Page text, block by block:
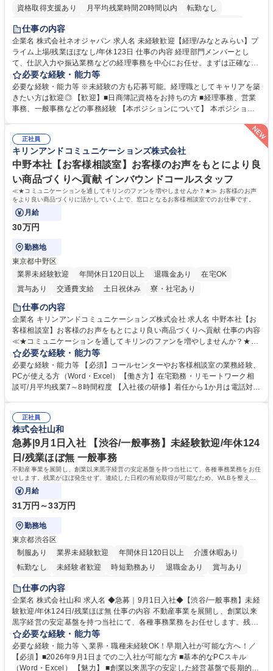
資格取得支援あり 月平均残業時間20時間以内
転勤なし
未経験者歓迎
完全週休2日制
交通費支給 駅近5分以内 土日祝休み
服装自由
寮・社宅あり
仕事の内容
企業名 株式会社ネオジャパン 求人名 未経験歓迎【経理/みなとみらい】プ
ライム上場/残業ほぼなし/年休123日 仕事の内容 経理部門メンバーとし
て、仕訳入力や振込業務などの経理事務を中心にお任せ。まずは正確な入
力・確認業務からスタートし、既存メンバーと一緒に業務を進めながら段
階的に経理知識を身につけていただきます。 【具体的には】 ■社内稟議に
基づく仕訳入力 ■月末の振込業務 ■明細作成 ■伝票処理、記帳業務 ■既存
メンバーの業務サポート 【将来的には】 ■月次決算補助 ■四半期・年次決
算補助 ※3～5年程度を目安に、徐々に決算業務へ業務範囲を広げていく
想定です。 募集職種 未経験歓迎【経理/みなとみらい】プライム上場/残業
ほぼなし/年休123日
必要な経験・能力等
必要な経験・能力等 ※未経験の方も応募可能。経理職としてキャリアを築
きたい方は歓迎◎ 【歓迎】■日商簿記資格をお持ちの方 ■経理事務、営業
事務、一般事務などの事務経験 【本ポジションについて】 本ポジション
タートできる点です。まずは仕訳入力や振込業務など基礎的な業務から担
当し、3～5年をかけて月次決算・四半期決算・開示資料作成補助などへス
テップアップできます。また、残業は通常月ほぼなく、決算月でも10時間
未満のため、無理なく経理として専門性を身につけられる環境です。 学
歴・資格 学歴：大学院 大学 高専 短大 専修学校 高校 語学力： 資格：日商
簿記検定1級 日商簿記検定2級
正社員
キリンアンドコミュニケーションズ株式会社
中野本社【お客様相談室】お客様のお声をもとにより良
い商品づくりへ貢献 インバウンドコールスタッフ
≪★コミュニケーションを通してキリンのファンを増やしませんか？★≫ お客様のお声
をより良い商品づくりに活かしていく上で、窓口となるお客様相談室でのお仕事です。
月給
30万円
勤務地
東京都中野区
業界未経験歓迎
年間休日120日以上 退職金あり
在宅OK
賞与あり
交通費支給 土日祝休み 寮・社宅あり
仕事の内容
企業名 キリンアンドコミュニケーションズ株式会社 求人名 中野本社【お
客様相談室】お客様のお声をもとにより良い商品づくりへ貢献 仕事の内容
≪★コミュニケーションを通してキリンのファンを増やしませんか？★≫
お客様のお声をより良い商品づくりに活かしていく上で、窓口となるお客
様相談室でのお仕事です。 日々お客様からいただくキリングループへのご
意見を、企業活動に活かしています。お客様からの声に迅速かつ誠意をも
って対応、情報提供するとともにグループ内活動に反映しています。 【具
平均100件前後■メール・手紙：同上40件前後 募集職種 中野本社【お客様
相談室】お客様のお声をもとにより良い商品づくりへ貢献
必要な経験・能力等
必要な経験・能力等 【必須】コールセンターやお客様相談室の業務経験、
PCが使える方（Word・Excel）【働き方】在宅勤務・リモートワーク相
談可/月平均残業7～8時間程度 【入社後の研修】着任から1か月は電話対応
すのでご安心ください。 【当社について】キリングループの広報機能を担
う会社として、お客様との出会いを大切にし、磨き上げたホスピタリティ
を込めてコミュニケーションをとりながら広報関連業務を行っておりま
す。 学歴・資格 学歴：大学院 大学 高専 短大 専修学校 高校 語学力： 資
格：
正社員
株式会社山和
急募|9月1日入社 【渋谷/一般事務】未経験歓迎/年休124
日/残業ほぼ無 一般事務
不動産事業を展開し、創業以来黒字経営の安定基盤を持つ当社にて、各種事務業務をお任
せします。残業がほぼ発生せず、連続した日程の有給取得が可能なため、WLBを整えた
い方にお勧めの環境です！
月給
31万円～33万円
勤務地
東京都渋谷区
制服あり
業界未経験歓迎 年間休日120日以上
介護休暇あり
転勤なし
未経験者歓迎 時短勤務あり 退職金あり
賞与あり
育休あり
完全週休2日制
仕事の内容
企業名 株式会社山和 求人名 ◆急募｜9月1日入社◆【渋谷/一般事務】未経
験歓迎/年休124日/残業ほぼ無 仕事の内容 不動産事業を展開し、創業以来
黒字経営の安定基盤を持つ当社にて、各種事務業務をお任せします。残業
がほぼ発生せず、連続した日程の有給取得が可能なため、WLBを整えたい
方にお勧めの環境です！ 入社後はOJTを通じて丁寧に研修を行いますの
で、事務未経験の方でも安心して臨むことができます。 【業務詳細】■電
話・来客対応 ■物件の鍵や社内の備品管理 ■データ入力や書類作成 ■契約
必要な経験・能力等
必要な経験・能力等 ＼業界・職種未経験OK！早期入社が可能な方へ！／
【必須】■2026年9月1日までのご入社が可能な方 ■基本的なPCスキル
（Word・Excel） 【魅力】 ■創業以来黒字の安定した経営基盤で長期的に